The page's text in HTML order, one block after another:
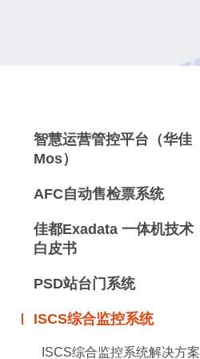
智慧运营管控平台（华佳
Mos）
AFC自动售检票系统
佳都Exadata 一体机技术
白皮书
PSD站台门系统
ISCS综合监控系统
ISCS综合监控系统解决方案